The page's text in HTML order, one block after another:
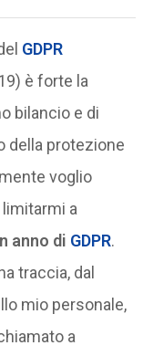
GDPR
è forte la
bilancio e di
della protezione
voglio
a
anno di GDPR.
traccia, dal
mio personale,
a